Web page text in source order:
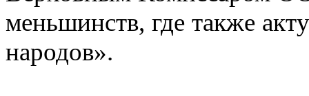
меньшинств, где также
народов».